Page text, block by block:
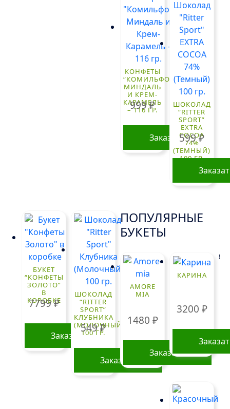
КОНФЕТЫ
“КОМИЛЬФО”
МИНДАЛЬ
И КРЕМ-
КАРАМЕЛЬ
– 116 ГР.
999₽
Заказать
ШОКОЛАД
“RITTER
SPORT”
EXTRA
COCOA
74%
(ТЕМНЫЙ)
100 ГР.
599₽
БУКЕТ
“КОНФЕТЫ
ЗОЛОТО”
В
КОРОБКЕ
7799₽
Заказать
ШОКОЛАД
“RITTER
SPORT”
КЛУБНИКА
(МОЛОЧНЫЙ)
100 ГР.
549₽
Заказать
ПОПУЛЯРНЫЕ
БУКЕТЫ
AMORE
MIA
1480 ₽
Заказать
КАРИНА
3200 ₽
!